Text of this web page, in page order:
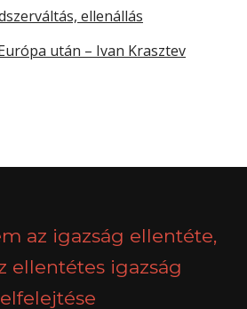
ellenállás
után – Ivan Krasztev
az igazság ellentéte,
ellentétes igazság
elfelejtése